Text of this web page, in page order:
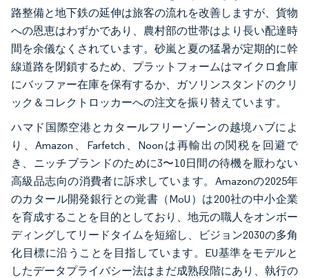
路整備と地下鉄の延伸は旅客の流れを改善しますが、貨物
への恩恵はわずかであり、農村部の世帯はより長い配達時
間を余儀なくされています。砂嵐と夏の猛暑が定期的に幹
線道路を閉鎖するため、プラットフォームはマイクロ倉庫
にバッファー在庫を保有するか、ガソリンスタンドのクリ
ック＆コレクトロッカーへの注文を振り替えています。
ハマド国際空港とカタールフリーゾーンの越境ハブによ
り、Amazon、Farfetch、Noonは再輸出の関税を回避で
き、ニッチブランドのために3〜10日間の待機を厭わない
高級品志向の消費者に訴求しています。Amazonの2025年
のカタール開発銀行との覚書（MoU）は200社の中小企業
を育成することを目的としており、地元の職人をオンボー
ディングしてリードタイムを短縮し、ビジョン2030の多角
化目標に沿うことを目指しています。EU基準をモデルと
したデータプライバシー法はまだ成熟段階にあり、執行の